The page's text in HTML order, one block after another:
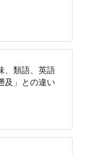
、類語、英語
及」との違い